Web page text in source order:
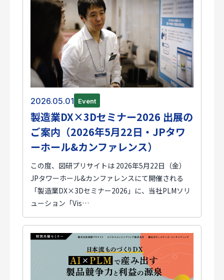
2026.05.01 Event
製造業DX×3Dセミナー2026 出展の
ご案内（2026年5月22日・JPタワ
ーホール&カンファレンス）
この度、図研プリサイトは 2026年5月22日（金）
JPタワーホール&カンファレンスにて開催される
「製造業DX×3Dセミナー2026」に、当社PLMソリ
ューション「Vis…